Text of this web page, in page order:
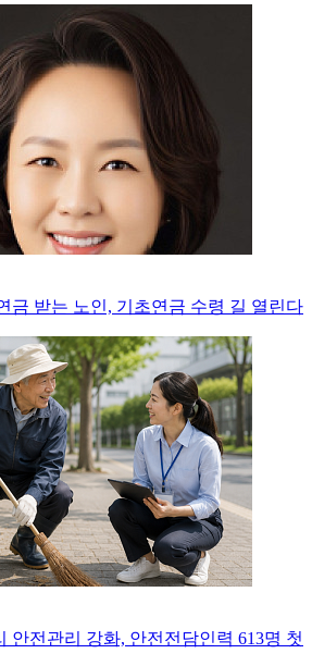
금 받는 노인, 기초연금 수령 길 열린다
안전관리 강화, 안전전담인력 613명 첫